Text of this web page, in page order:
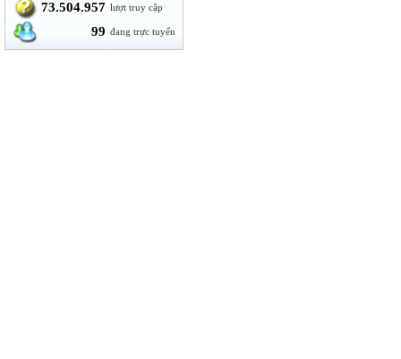
73.504.957 lượt truy cập
99 đang trực tuyến